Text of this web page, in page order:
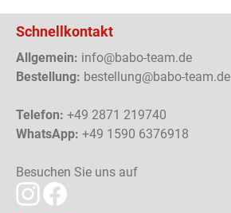
Schnellkontakt
Allgemein: info@babo-team.de
Bestellung: bestellung@babo-team.de
Telefon: +49 2871 219740
WhatsApp: +49 1590 6376918
Besuchen Sie uns auf